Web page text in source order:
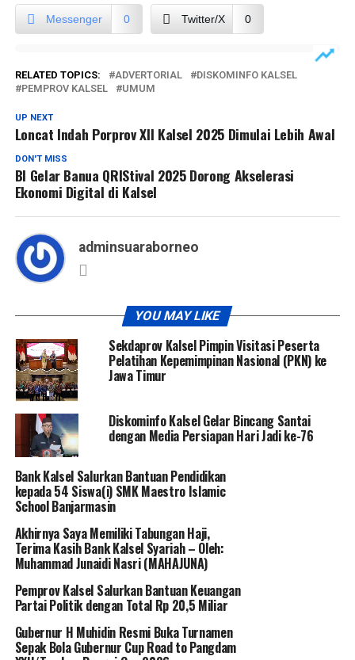
Messenger 0 Twitter/X 0
RELATED TOPICS: ADVERTORIAL
DISKOMINFO KALSEL
PEMPROV KALSEL
UMUM
UP NEXT
Loncat Indah Porprov XII Kalsel 2025 Dimulai Lebih Awal
DON'T MISS
BI Gelar Banua QRIStival 2025 Dorong Akselerasi
Ekonomi Digital di Kalsel
adminsuaraborneo
YOU MAY LIKE
Sekdaprov Kalsel Pimpin Visitasi Peserta
Pelatihan Kepemimpinan Nasional (PKN) ke
Jawa Timur
Diskominfo Kalsel Gelar Bincang Santai
dengan Media Persiapan Hari Jadi ke-76
Bank Kalsel Salurkan Bantuan Pendidikan
kepada 54 Siswa(i) SMK Maestro Islamic
School Banjarmasin
Akhirnya Saya Memiliki Tabungan Haji,
Terima Kasih Bank Kalsel Syariah – Oleh:
Muhammad Junaidi Nasri (MAHAJUNA)
Pemprov Kalsel Salurkan Bantuan Keuangan
Partai Politik dengan Total Rp 20,5 Miliar
Gubernur H Muhidin Resmi Buka Turnamen
Sepak Bola Gubernur Cup Road to Pangdam